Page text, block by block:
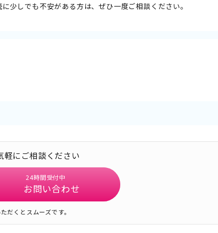
少しでも不安がある方は、ぜひ一度ご相談ください。
軽にご相談ください
24時間受付中
お問い合わせ
だくとスムーズです。